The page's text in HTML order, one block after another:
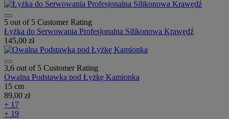
5 out of 5 Customer Rating
Łyżka do Serwowania Profesjonalna Silikonowa Krawędź
145,00 zł
3,6 out of 5 Customer Rating
Owalna Podstawka pod Łyżkę Kamionka
15 cm
89,00 zł
+ 17
+ 19